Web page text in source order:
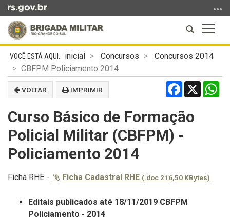
para
conteúdo
para
menu
para
busca
a
Abrir
a
busca
Início
conteúdo
inicial Concursos
Concursos 2014
CBFPM Policiamento 2014
VOLTAR IMPRIMIR Facebook
X
Curso Básico de Formação
Policial Militar (CBFPM) -
Policiamento 2014
Ficha RHE - Ficha Cadastral RHE (.doc 216,50 KBytes)
Editais publicados até 18/11/2019 CBFPM
Policiamento - 2014